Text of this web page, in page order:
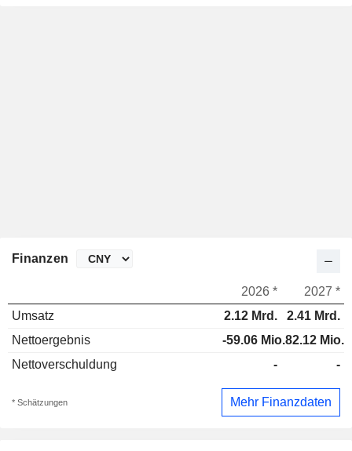
Finanzen
2026 *
2027 *
Umsatz
2.12 Mrd.
2.41 Mrd.
Nettoergebnis
-59.06 Mio.82.12 Mio.
Nettoverschuldung
- -
* Schätzungen Mehr Finanzdaten